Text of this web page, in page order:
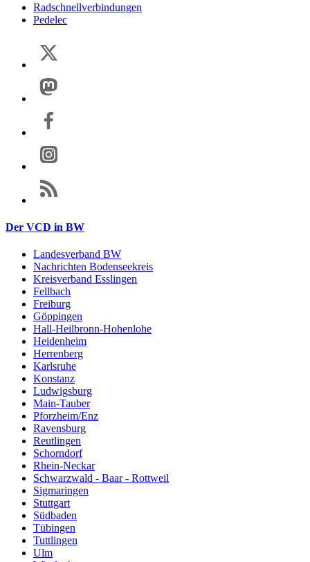
Radschnellverbindungen
Pedelec
Der VCD in BW
Landesverband BW
Nachrichten Bodenseekreis
Kreisverband Esslingen
Fellbach
Freiburg
Göppingen
Hall-Heilbronn-Hohenlohe
Heidenheim
Herrenberg
Karlsruhe
Konstanz
Ludwigsburg
Main-Tauber
Pforzheim/Enz
Ravensburg
Reutlingen
Schorndorf
Rhein-Neckar
Schwarzwald - Baar - Rottweil
Sigmaringen
Stuttgart
Südbaden
Tübingen
Tuttlingen
Ulm